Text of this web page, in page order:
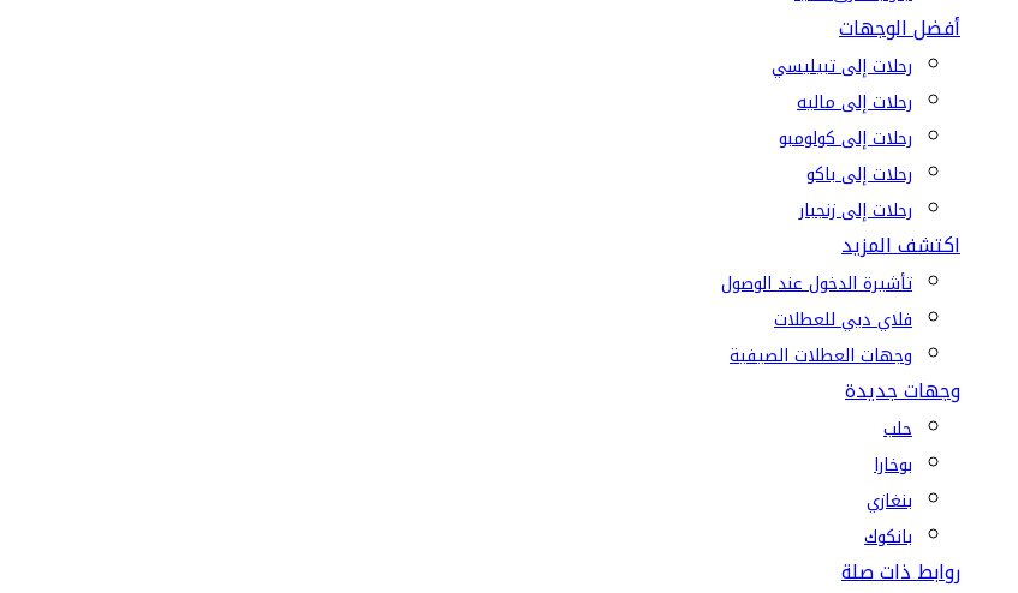
أفضل الوجهات
رحلات إلى تبيليسي
رحلات إلى ماليه
رحلات إلى كولومبو
رحلات إلى باكو
رحلات إلى زنجبار
اكتشف المزيد
تأشيرة الدخول عند الوصول
فلاي دبي للعطلات
وجهات العطلات الصيفية
وجهات جديدة
حلب
بوخارا
بنغازي
بانكوك
روابط ذات صلة